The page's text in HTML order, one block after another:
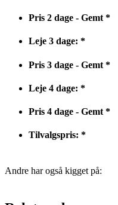
Pris 2 dage - Gemt *
Leje 3 dage: *
Pris 3 dage - Gemt *
Leje 4 dage: *
Pris 4 dage - Gemt *
Tilvalgspris: *
Andre har også kigget på: